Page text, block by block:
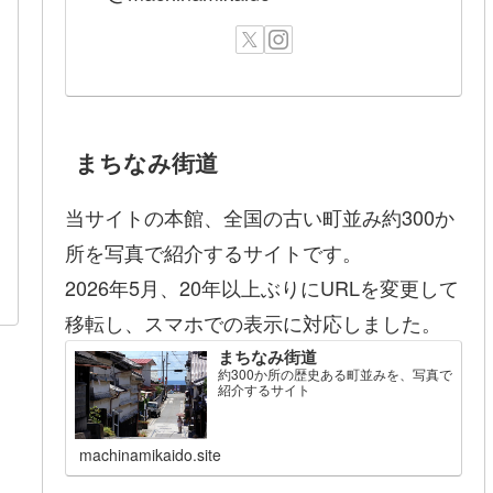
まちなみ街道
当サイトの本館、全国の古い町並み約300か
所を写真で紹介するサイトです。
2026年5月、20年以上ぶりにURLを変更して
移転し、スマホでの表示に対応しました。
まちなみ街道
約300か所の歴史ある町並みを、写真で
紹介するサイト
machinamikaido.site